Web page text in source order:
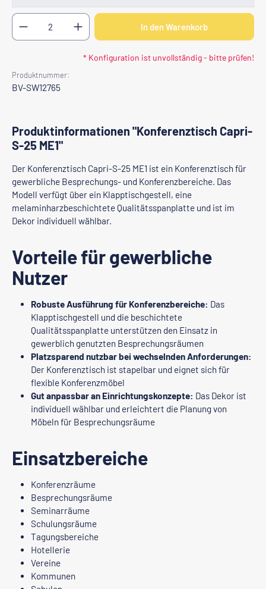
Produkt Anzahl: Gib den gewünschten Wert ein
In den Warenkorb
* Konfiguration ist unvollständig - bitte prüfen!
Produktnummer:
BV-SW12765
Produktinformationen "Konferenztisch Capri-
S-25 ME1"
Der Konferenztisch Capri-S-25 ME1 ist ein Konferenztisch für
gewerbliche Besprechungs- und Konferenzbereiche. Das
Modell verfügt über ein Klapptischgestell, eine
melaminharzbeschichtete Qualitätsspanplatte und ist im
Dekor individuell wählbar.
Vorteile für gewerbliche
Nutzer
Robuste Ausführung für Konferenzbereiche: Das
Klapptischgestell und die beschichtete
Qualitätsspanplatte unterstützen den Einsatz in
gewerblich genutzten Besprechungsräumen
Platzsparend nutzbar bei wechselnden Anforderungen:
Der Konferenztisch ist stapelbar und eignet sich für
flexible Konferenzmöbel
Gut anpassbar an Einrichtungskonzepte: Das Dekor ist
individuell wählbar und erleichtert die Planung von
Möbeln für Besprechungsräume
Einsatzbereiche
Konferenzräume
Besprechungsräume
Seminarräume
Schulungsräume
Tagungsbereiche
Hotellerie
Vereine
Kommunen